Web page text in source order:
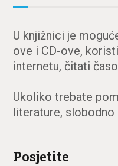
U knjižnici je
ove i CD-ove,
internetu, čitati
Ukoliko trebate
literature,
Posjetite